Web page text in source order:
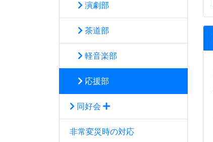
演劇部
茶道部
軽音楽部
応援部
同好会
非常変災時の対応